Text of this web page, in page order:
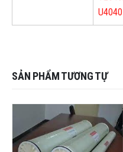
SẢN PHẨM TƯƠNG TỰ